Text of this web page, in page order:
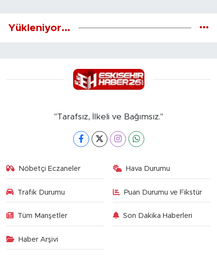
Yükleniyor...
"Tarafsız, İlkeli ve Bağımsız."
Nöbetçi Eczaneler Hava Durumu
Trafik Durumu Puan Durumu ve Fikstür
Tüm Manşetler Son Dakika Haberleri
Haber Arşivi